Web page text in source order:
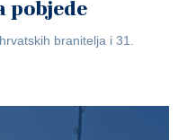
pobjede
branitelja i 31.